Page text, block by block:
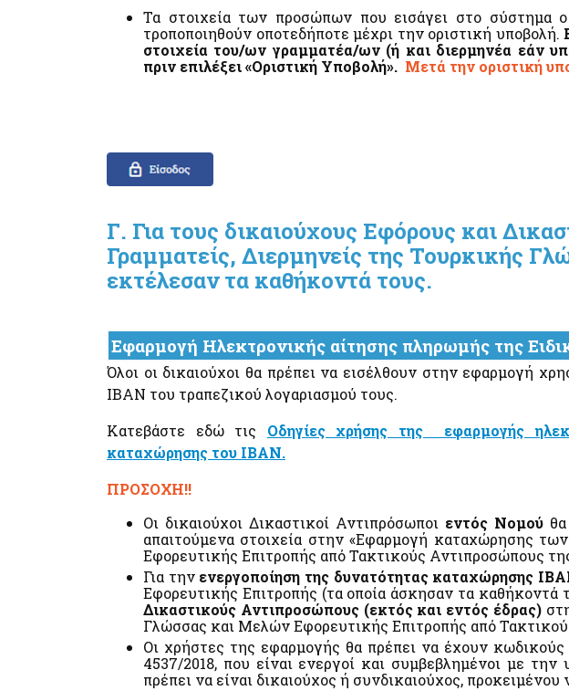
Τα στοιχεία των προσώπων που εισάγει στο σύστημα
τροποποιηθούν οποτεδήποτε μέχρι την οριστική υποβολή.
στοιχεία του/ων γραμματέα/ων (ή και διερμηνέα εάν
πριν επιλέξει «Οριστική Υποβολή». Μετά την οριστική
Γ. Για τους δικαιούχους Εφόρους και
Γραμματείς, Διερμηνείς της Τουρκικής
εκτέλεσαν τα καθήκοντά τους.
Εφαρμογή Ηλεκτρονικής αίτησης πληρωμής της
Όλοι οι δικαιούχοι θα πρέπει να εισέλθουν στην εφαρμογή
ΙΒΑΝ του τραπεζικού λογαριασμού τους.
Κατεβάστε εδώ τις Οδηγίες χρήσης της εφαρμογής
καταχώρησης του ΙΒΑΝ.
ΠΡΟΣΟΧΗ!!
Οι δικαιούχοι Δικαστικοί Αντιπρόσωποι εντός Νομού
απαιτούμενα στοιχεία στην «Εφαρμογή καταχώρησης
Εφορευτικής Επιτροπής από Τακτικούς Αντιπροσώπους
Για τηνενεργοποίηση της δυνατότητας καταχώρησης
Εφορευτικής Επιτροπής (τα οποία άσκησαν τα καθήκοντά
Δικαστικούς Αντιπροσώπους (εκτός και εντός έδρας)
Γλώσσας και Μελών Εφορευτικής Επιτροπής από
Οι χρήστες της εφαρμογής θα πρέπει να έχουν
4537/2018, που είναι ενεργοί και συμβεβλημένοι με
πρέπει να είναι δικαιούχος ή συνδικαιούχος,